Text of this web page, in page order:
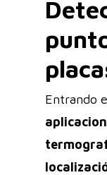
Entrando